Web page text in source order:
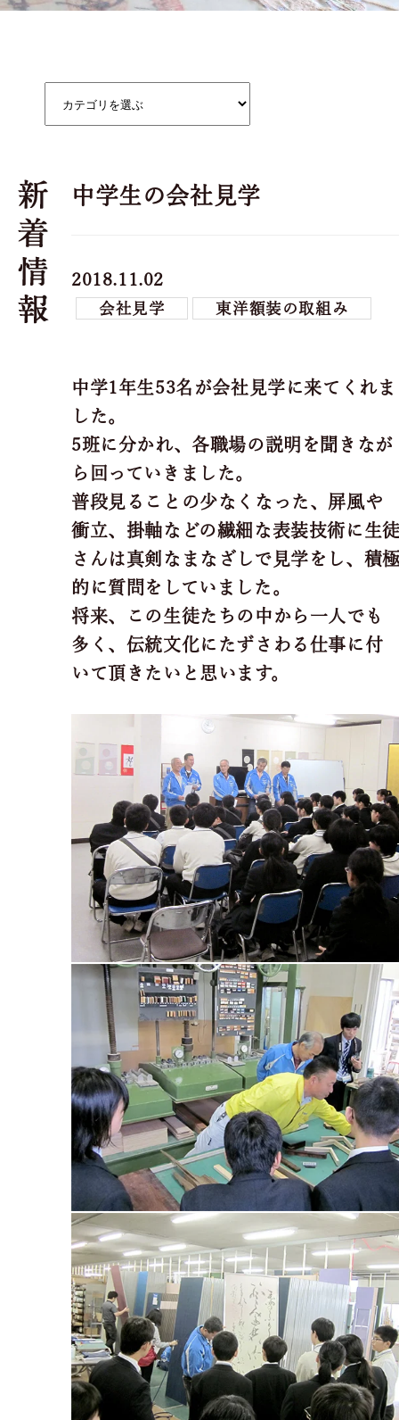
中学生の会社見学
2018.11.02
会社見学 東洋額装の取組み
中学1年生53名が会社見学に来てくれま
した。
5班に分かれ、各職場の説明を聞きなが
ら回っていきました。
普段見ることの少なくなった、屏風や
衝立、掛軸などの繊細な表装技術に生
さんは真剣なまなざしで見学をし、積
的に質問をしていました。
将来、この生徒たちの中から一人でも
多く、伝統文化にたずさわる仕事に付
いて頂きたいと思います。